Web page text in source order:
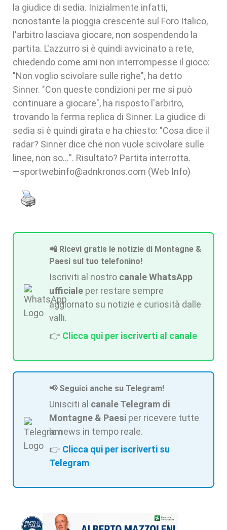
la giudice di sedia. Inizialmente infatti,
nonostante la pioggia crescente sul Foro Italico,
l'arbitro lasciava giocare, non sospendendo la
partita. L'azzurro si è quindi avvicinato a rete,
chiedendo come ami non interrompesse il gioco:
"Non voglio scivolare sulle righe", ha detto
Sinner. "Con queste condizioni per me si può
continuare a giocare", ha risposto l'arbitro,
trovando la ferma replica di Sinner. La giudice di
sedia si è quindi girata e ha chiesto: "Cosa dice il
radar? Sinner dice che non vuole scivolare sulle
linee, non so…''. Risultato? Partita interrotta.
—sportwebinfo@adnkronos.com (Web Info)
📲 Ricevi gratis le notizie di Montagne &
Paesi sul tuo telefonino!
Iscriviti al nostro canale WhatsApp
ufficiale per restare sempre
aggiornato su notizie e curiosità dalle
valli.
👉 Clicca qui per iscriverti al canale
📢 Seguici anche su Telegram!
Unisciti al canale Telegram di
Montagne & Paesi per ricevere tutte
le news in tempo reale.
👉 Clicca qui per iscriverti su
Telegram